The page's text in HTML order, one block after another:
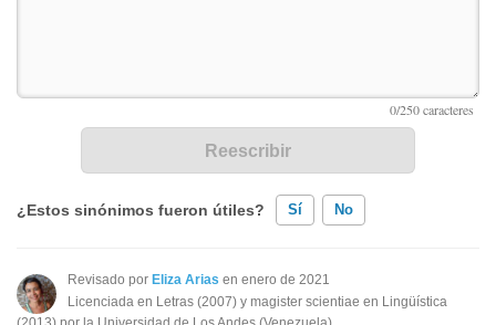
¿Estos sinónimos fueron útiles? Sí No
Existen sinónimos incorrectos
Revisado por Eliza Arias en enero de 2021
Licenciada en Letras (2007) y magister scientiae en Lingüística